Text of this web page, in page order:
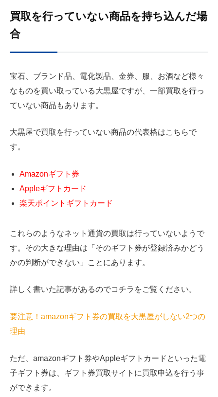
買取を行っていない商品を持ち込んだ場
合
宝石、ブランド品、電化製品、金券、服、お酒など様々
なものを買い取っている大黒屋ですが、一部買取を行っ
ていない商品もあります。
大黒屋で買取を行っていない商品の代表格はこちらで
す。
Amazonギフト券
Appleギフトカード
楽天ポイントギフトカード
これらのようなネット通貨の買取は行っていないようで
す。その大きな理由は「そのギフト券が登録済みかどう
かの判断ができない」ことにあります。
詳しく書いた記事があるのでコチラをご覧ください。
要注意！amazonギフト券の買取を大黒屋がしない2つの
理由
ただ、amazonギフト券やAppleギフトカードといった電
子ギフト券は、ギフト券買取サイトに買取申込を行う事
ができます。